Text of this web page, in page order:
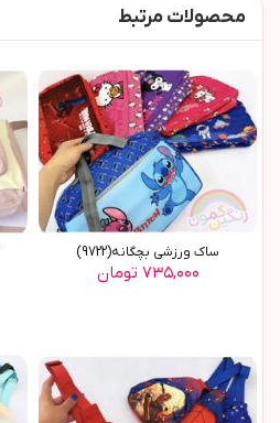
محصولات مرتبط
ساک ورزشی بچگانه(9722)
۷۳۵,۰۰۰ تومان